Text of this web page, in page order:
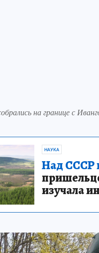
на границе с
НАУКА
Над СССР
изучала